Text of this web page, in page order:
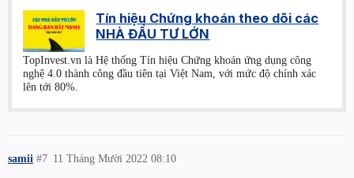
Tín hiệu Chứng khoán theo dõi các
NHÀ ĐẦU TƯ LỚN
TopInvest.vn là Hệ thống Tín hiệu Chứng khoán ứng dụng công
nghệ 4.0 thành công đầu tiên tại Việt Nam, với mức độ chính xác
lên tới 80%.
samii 11 Tháng Mười 2022 08:10
#7